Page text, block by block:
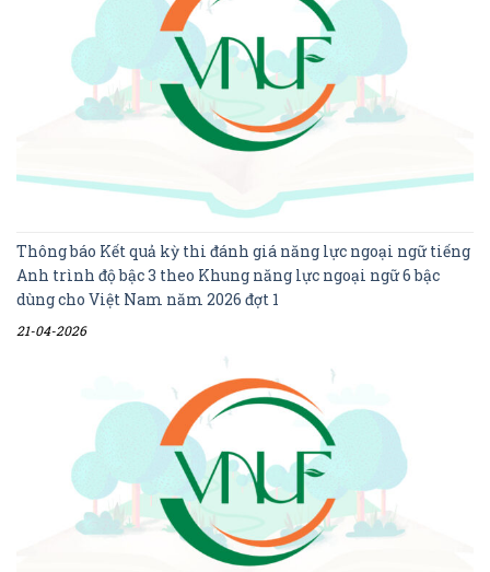
Thông báo Kết quả kỳ thi đánh giá năng lực ngoại ngữ tiếng
Anh trình độ bậc 3 theo Khung năng lực ngoại ngữ 6 bậc
dùng cho Việt Nam năm 2026 đợt 1
21-04-2026